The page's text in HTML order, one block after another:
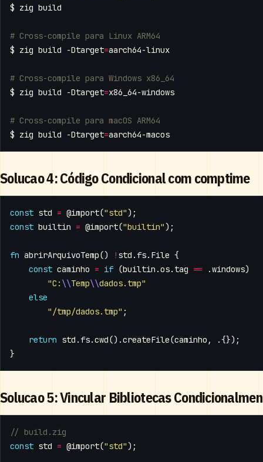
# Cross-compile para Linux ARM64
$ zig build -Dtarget=
# Cross-compile para Windows x86_64
$ zig build -Dtarget=
# Cross-compile para macOS ARM64
$ zig build -Dtarget=
Solucao 4: Código Condicional com comptime
const std = @import("std" );
const builtin = @import("builtin" );
fn abrirArquivoTemp() ! std . fs. File {
const caminho = if (builtin .os. tag == .windows)
"C: \\Temp\\dados.tmp"
else
"/tmp/dados.tmp" ;
return std . fs.cwd().createFile(caminho ,
.{});
}
Solucao 5: Vincular Bibliotecas
const std = @import("std" );